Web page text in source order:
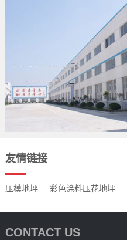
友情链接
压模地坪 彩色涂料压花地坪
CONTACT US